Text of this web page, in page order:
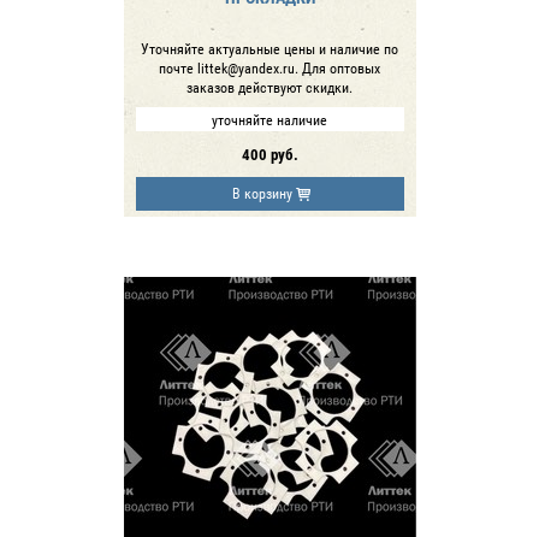
Уточняйте актуальные цены и наличие по
почте littek@yandex.ru. Для оптовых
заказов действуют скидки.
уточняйте наличие
400 руб.
В корзину